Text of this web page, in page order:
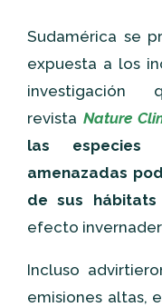
Sudamérica se
expuesta a los
revista Nature
las
amenazadas
de sus hábitats
efecto
Incluso
emisiones altas,